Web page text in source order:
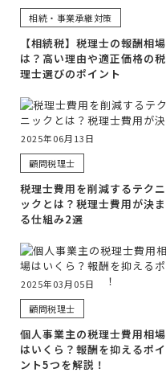
相続・事業承継対策
【相続税】税理士の報酬相場
は？高い理由や適正価格の税
理士選びのポイント
2025年06月13日
顧問税理士
税理士費用を削減するテクニ
ックとは？税理士費用が決ま
る仕組み2選
2025年03月05日
顧問税理士
個人事業主の税理士費用相場
はいくら？報酬を抑えるポイ
ント5つを解説！